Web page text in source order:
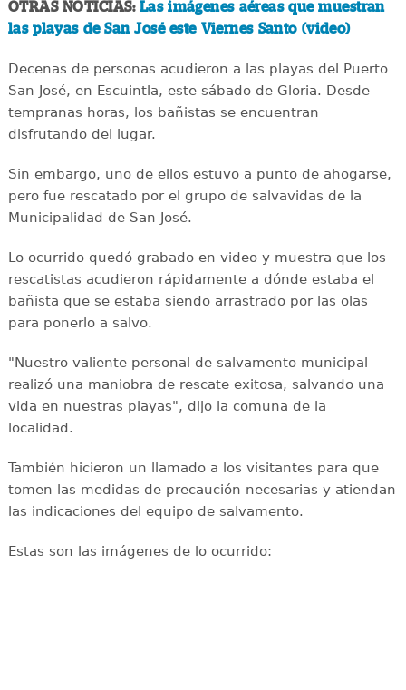
OTRAS NOTICIAS: Las imágenes aéreas que muestran
las playas de San José este Viernes Santo (video)
Decenas de personas acudieron a las playas del Puerto
San José, en Escuintla, este sábado de Gloria. Desde
tempranas horas, los bañistas se encuentran
disfrutando del lugar.
Sin embargo, uno de ellos estuvo a punto de ahogarse,
pero fue rescatado por el grupo de salvavidas de la
Municipalidad de San José.
Lo ocurrido quedó grabado en video y muestra que los
rescatistas acudieron rápidamente a dónde estaba el
bañista que se estaba siendo arrastrado por las olas
para ponerlo a salvo.
"Nuestro valiente personal de salvamento municipal
realizó una maniobra de rescate exitosa, salvando una
vida en nuestras playas", dijo la comuna de la
localidad.
También hicieron un llamado a los visitantes para que
tomen las medidas de precaución necesarias y atiendan
las indicaciones del equipo de salvamento.
Estas son las imágenes de lo ocurrido: